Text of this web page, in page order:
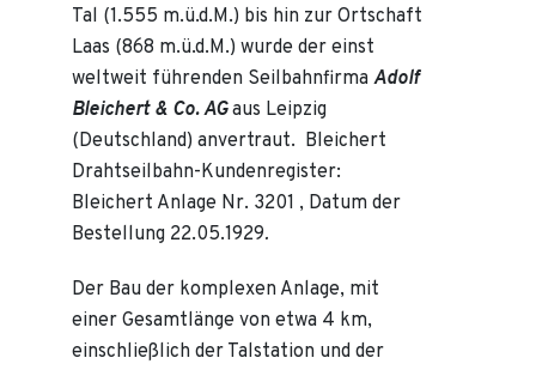
Tal (1.555 m.ü.d.M.) bis hin zur Ortschaft
Laas (868 m.ü.d.M.) wurde der einst
weltweit führenden Seilbahnfirma Adolf
Bleichert & Co. AGaus Leipzig
(Deutschland) anvertraut. Bleichert
Drahtseilbahn-Kundenregister:
Bleichert Anlage Nr. 3201 , Datum der
Bestellung 22.05.1929.
Der Bau der komplexen Anlage, mit
einer Gesamtlänge von etwa 4 km,
einschließlich der Talstation und der